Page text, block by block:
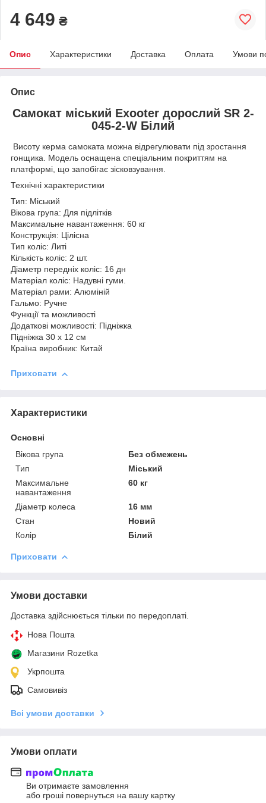
4 649 ₴
Опис Характеристики Доставка Оплата Умови
Опис
Самокат міський Exooter дорослий SR 2-
045-2-W Білий
Висоту керма самоката можна відрегулювати під зростання
гонщика. Модель оснащена спеціальним покриттям на
платформі, що запобігає зісковзування.
Технічні характеристики
Тип: Міський
Вікова група: Для підлітків
Максимальне навантаження: 60 кг
Конструкція: Цілісна
Тип коліс: Литі
Кількість коліс: 2 шт.
Діаметр передніх коліс: 16 дн
Матеріал коліс: Надувні гуми.
Матеріал рами: Алюміній
Гальмо: Ручне
Функції та можливості
Додаткові можливості: Підніжка
Підніжка 30 х 12 см
Країна виробник: Китай
Приховати
Характеристики
Основні
Вікова група
Без обмежень
Тип
Міський
Максимальне
навантаження
60 кг
Діаметр колеса
16 мм
Стан
Новий
Колір
Білий
Приховати
Умови доставки
Доставка здійснюється тільки по передоплаті.
Нова Пошта
Магазини Rozetka
Укрпошта
Самовивіз
Всі умови доставки
Умови оплати
Ви отримаєте замовлення
або гроші повернуться на вашу картку